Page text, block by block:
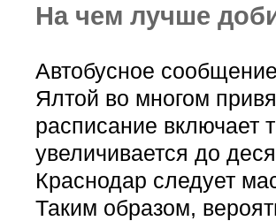
На чем лучше
Автобусное
Ялтой во многом
расписание включает
увеличивается до
Краснодар следует
Таким образом,